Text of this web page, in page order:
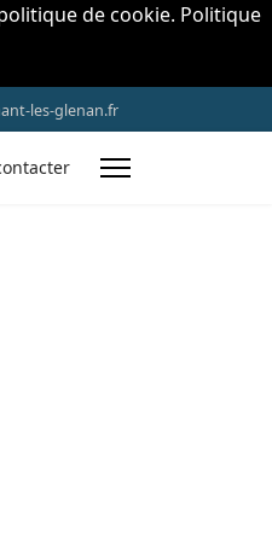
de cookie. Politique
les-glenan.fr